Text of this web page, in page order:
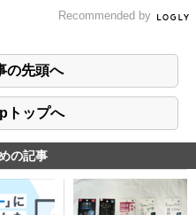
Recommended by
の先頭へ
トップへ
の記事